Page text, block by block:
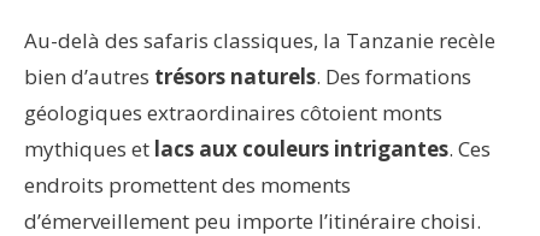
Au-delà des safaris classiques, la Tanzanie recèle
bien d’autres trésors naturels. Des formations
géologiques extraordinaires côtoient monts
mythiques et lacs aux couleurs intrigantes. Ces
endroits promettent des moments
d’émerveillement peu importe l’itinéraire choisi.